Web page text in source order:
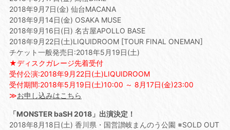
2018年9月7日(金) 仙台MACANA
2018年9月14日(金) OSAKA MUSE
2018年9月16日(日) 名古屋APOLLO BASE
2018年9月22日(土)LIQUIDROOM [TOUR FINAL ONEMAN]
チケット一般発売日:2018年5月19日(土)
★ディスクガレージ先着受付
受付公演:2018年9月22日(土)LIQUIDROOM
受付期間:2018年5月19日(土)10:00 ～ 8月17日(金)23:00
≫お申し込みはこちら
「MONSTER baSH 2018」出演決定！
2018年8月18日(土) 香川県・国営讃岐まんのう公園 ※SOLD OUT